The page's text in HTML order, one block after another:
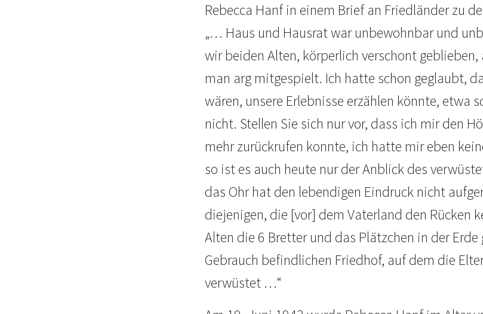
Rebecca Hanf in einem Brief an Friedländer zu
„… Haus und Hausrat war unbewohnbar und
wir beiden Alten, körperlich verschont
man arg mitgespielt. Ich hatte schon geglaubt,
wären, unsere Erlebnisse erzählen könnte, etwa
nicht. Stellen Sie sich nur vor, dass ich mir den
mehr zurückrufen konnte, ich hatte mir eben
so ist es auch heute nur der Anblick des
das Ohr hat den lebendigen Eindruck nicht
diejenigen, die [vor] dem Vaterland den Rücken
Alten die 6 Bretter und das Plätzchen in der
Gebrauch befindlichen Friedhof, auf dem die
verwüstet …“